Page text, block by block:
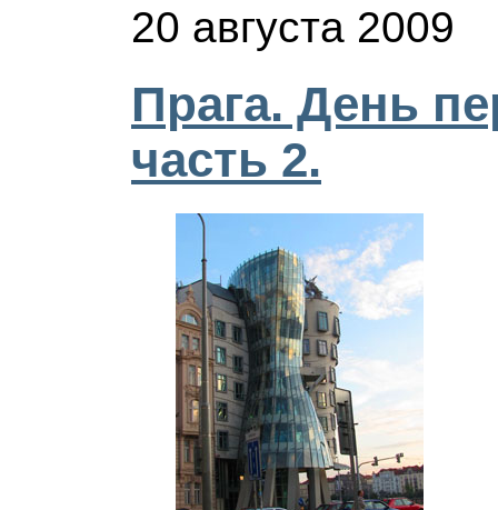
20 августа 2009
Прага. День
часть 2.